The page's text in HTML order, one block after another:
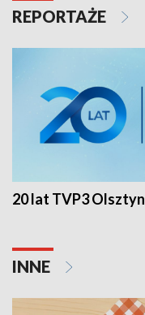
REPORTAŻE
20 lat TVP3 Olsztyn
INNE